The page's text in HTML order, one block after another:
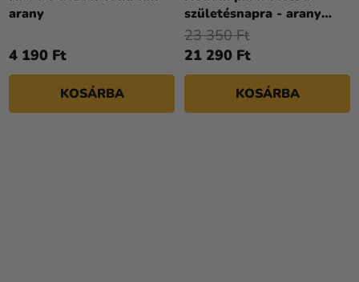
arany
4 190 Ft
KOSÁRBA
születésnapra - arany
színű lufikkal
21 290 Ft
23 350 Ft
KOSÁRBA